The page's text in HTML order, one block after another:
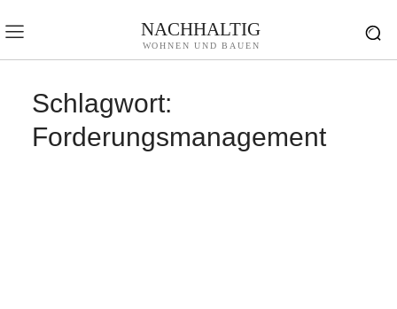
NACHHALTIG
WOHNEN UND BAUEN
Schlagwort:
Forderungsmanagement